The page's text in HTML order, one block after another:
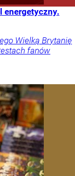
energetyczny.
Wielką Brytanię
fanów